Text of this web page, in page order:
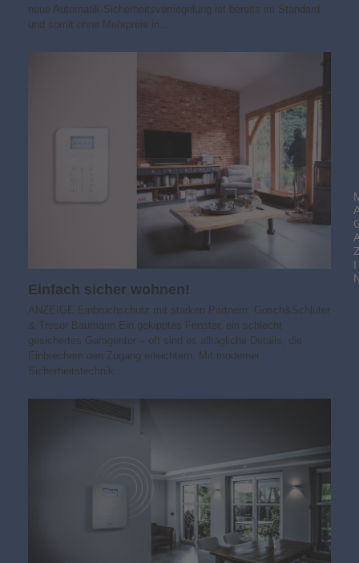
neue Automatik-Sicherheitsverriegelung ist bereits im Standard
und somit ohne Mehrpreis in…
Einfach sicher wohnen!
ANZEIGE Einbruchschutz mit starken Partnern: Gosch&Schlüter
& Tresor Baumann Ein gekipptes Fenster, ein schlecht
gesichertes Garagentor – oft sind es alltägliche Details, die
Einbrechern den Zugang erleichtern. Mit moderner
Sicherheitstechnik…
I